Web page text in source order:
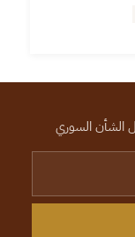
الشأن السوري